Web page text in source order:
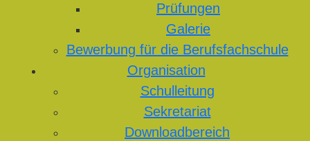
Prüfungen
Galerie
Bewerbung für die Berufsfachschule
Organisation
Schulleitung
Sekretariat
Downloadbereich